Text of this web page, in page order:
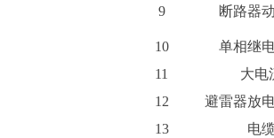
9 断路器
10
单相继
11
大电
12
避雷器放
13
电